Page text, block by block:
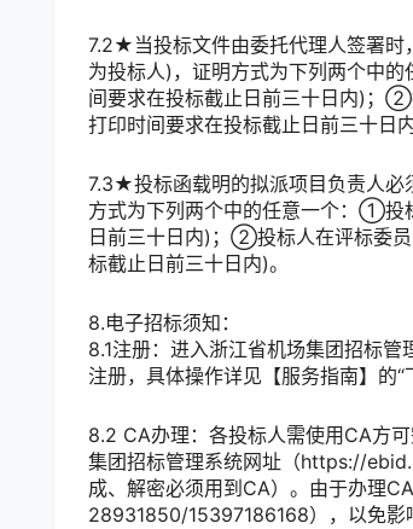
7.2★当投标文件由委托代理人签署时
为投标人)，证明方式为下列两个中
间要求在投标截止日前三十日内)；②
打印时间要求在投标截止日前三十日内
7.3★投标函载明的拟派项目负责人必
方式为下列两个中的任意一个：①投
日前三十日内)；②投标人在评标委
标截止日前三十日内)。
8.电子招标须知：
8.1注册：进入浙江省机场集团招标
注册，具体操作详见【服务指南】的“
8.2 CA办理：各投标人需使用CA方
集团招标管理系统网址（https://
成、解密必须用到CA）。由于办理
28931850/15397186168），以免影